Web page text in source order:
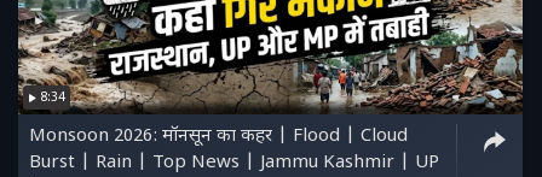
8:34
Monsoon 2026: मॉनसून का कहर | Flood | Cloud
Burst | Rain | Top News | Jammu Kashmir | UP